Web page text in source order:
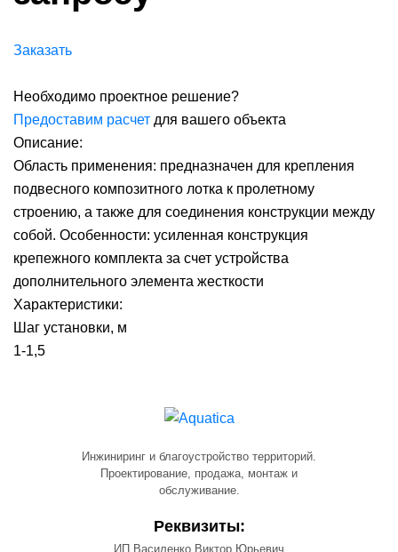
Заказать
Необходимо проектное решение?
Предоставим расчет для вашего объекта
Описание:
Область применения: предназначен для крепления
подвесного композитного лотка к пролетному
строению, а также для соединения конструкции между
собой. Особенности: усиленная конструкция
крепежного комплекта за счет устройства
дополнительного элемента жесткости
Характеристики:
Шаг установки, м
1-1,5
Инжиниринг и благоустройство территорий.
Проектирование, продажа, монтаж и
обслуживание.
Реквизиты:
ИП Василенко Виктор Юрьевич